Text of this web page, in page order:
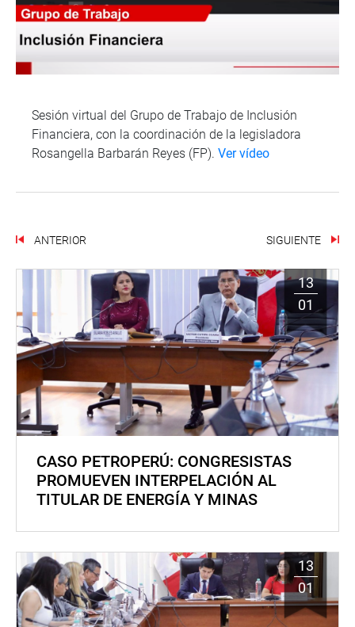
Sesión virtual del Grupo de Trabajo de Inclusión
Financiera, con la coordinación de la legisladora
Rosangella Barbarán Reyes (FP). Ver vídeo
ANTERIOR SIGUIENTE
13
01
CASO PETROPERÚ: CONGRESISTAS
PROMUEVEN INTERPELACIÓN AL
TITULAR DE ENERGÍA Y MINAS
13
01